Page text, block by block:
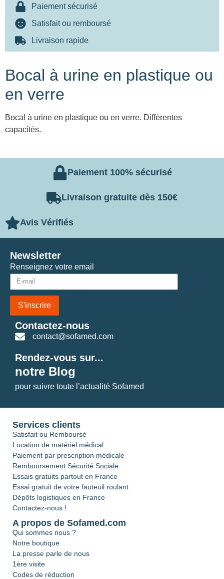
Paiement sécurisé
Satisfait ou remboursé
Livraison rapide
Bocal à urine en plastique ou
en verre
Bocal à urine en plastique ou en verre. Différentes
capacités.
Paiement 100% sécurisé
Livraison gratuite dès 150€
Avis Vérifiés
Renseignez votre email
S'inscrire
Newsletter
Contactez-nous
contact@sofamed.com
Rendez-vous sur...
notre Blog
pour suivre toute l’actualité Sofamed
Services clients
Satisfait ou Remboursé
Location de matériel médical
Paiement par prescription médicale
Remboursement Sécurité Sociale
Essais gratuits partout en France
Essai gratuit de votre fauteuil roulant
Dépôts logistiques en France
Contactez-nous !
A propos de Sofamed.com
Qui sommes nous ?
Notre boutique
La presse parle de nous
1ère visite
Codes de réduction